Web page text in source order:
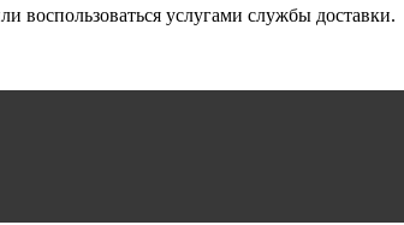
воспользоваться услугами службы доставки.